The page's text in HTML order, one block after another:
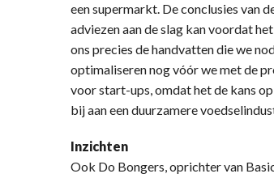
een supermarkt. De conclusies van
adviezen aan de slag kan voordat
ons precies de handvatten die we
optimaliseren nog vóór we met de
voor start-ups, omdat het de kans
bij aan een duurzamere
Inzichten
Ook Do Bongers, oprichter van